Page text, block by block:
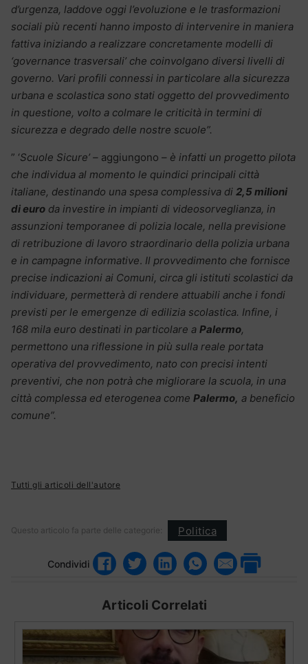
d’urgenza, laddove oggi l’evoluzione e le trasformazioni
sociali più recenti hanno imposto di intervenire in maniera
fattiva iniziando a realizzare concretamente modelli di
‘governance trasversali’ che coinvolgano diversi livelli di
governo. Vari profili connessi in particolare alla sicurezza
urbana e scolastica sono stati oggetto del provvedimento
in questione, volto a colmare le criticità in termini di
sicurezza e degrado delle nostre scuole”.
” ‘Scuole Sicure’ – aggiungono – è infatti un progetto pilota
che individua al momento le quindici principali città
italiane, destinando una spesa complessiva di 2,5 milioni
di euro da investire in impianti di videosorveglianza, in
assunzioni temporanee di polizia locale, nella previsione
di retribuzione di lavoro straordinario della polizia urbana
e in campagne informative. Il provvedimento che fornisce
precise indicazioni ai Comuni, circa gli istituti scolastici da
individuare, permetterà di rendere attuabili anche i fondi
previsti per le emergenze di edilizia scolastica. Infine, i
168 mila euro destinati in particolare a Palermo,
permettono una riflessione in più sulla reale portata
operativa del provvedimento, nato con precisi intenti
preventivi, che non potrà che migliorare la scuola, in una
città complessa ed eterogenea come Palermo, a beneficio
comune”.
Tutti gli articoli dell'autore
Questo articolo fa parte delle categorie: Politica
Condividi
Articoli Correlati